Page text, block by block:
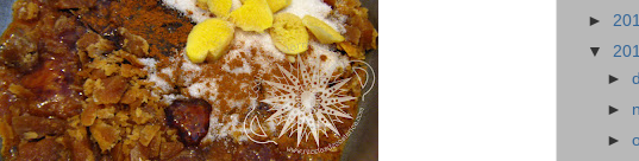
►
▼
►
►
►